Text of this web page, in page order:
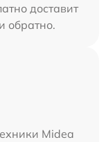
доставит
обратно.
Midea